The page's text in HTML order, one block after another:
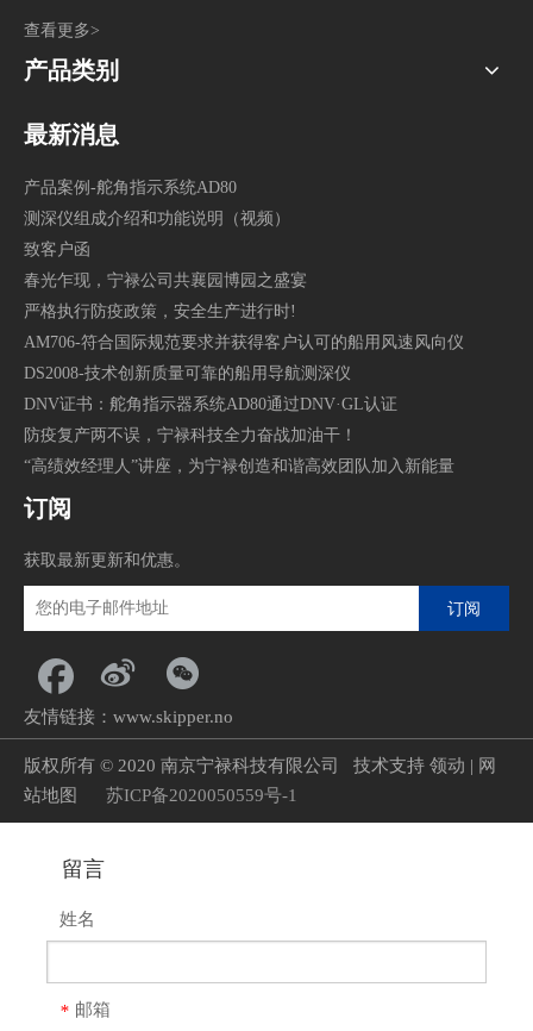
查看更多>
产品类别
最新消息
产品案例-舵角指示系统AD80
测深仪组成介绍和功能说明（视频）
致客户函
春光乍现，宁禄公司共襄园博园之盛宴
严格执行防疫政策，安全生产进行时!
AM706-符合国际规范要求并获得客户认可的船用风速风向仪
DS2008-技术创新质量可靠的船用导航测深仪
DNV证书：舵角指示器系统AD80通过DNV·GL认证
防疫复产两不误，宁禄科技全力奋战加油干！
“高绩效经理人”讲座，为宁禄创造和谐高效团队加入新能量
订阅
获取最新更新和优惠。
订阅
友情链接： www.skipper.no
版权所有 © 2020 南京宁禄科技有限公司 技术支持 领动 | 网
站地图
苏ICP备2020050559号-1
留言
姓名
* 邮箱